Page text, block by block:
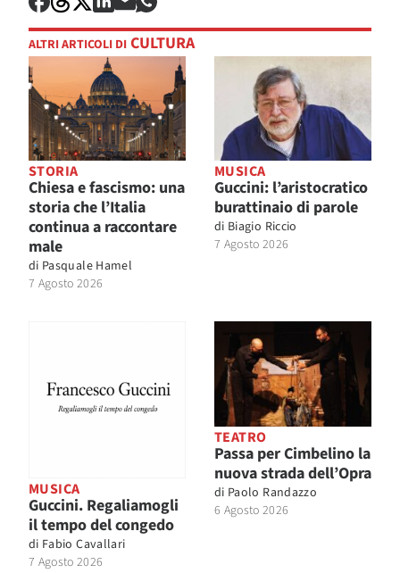
ALTRI ARTICOLI DI CULTURA
STORIA
Chiesa e fascismo: una
storia che l’Italia
continua a raccontare
male
di Pasquale Hamel
7 Agosto 2026
MUSICA
Guccini: l’aristocratico
burattinaio di parole
di Biagio Riccio
7 Agosto 2026
MUSICA
Guccini. Regaliamogli
il tempo del congedo
di Fabio Cavallari
7 Agosto 2026
TEATRO
Passa per Cimbelino la
nuova strada dell’Opra
di Paolo Randazzo
6 Agosto 2026